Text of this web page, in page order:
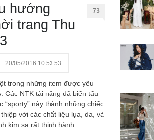
hướng
trang Thu
73
20/05/2016 10:53:53
trong những item được yêu
Các NTK tài năng đã biến tấu
“sporty” này thành những chiếc
với các chất liệu lụa, da, và
kim sa rất thịnh hành.